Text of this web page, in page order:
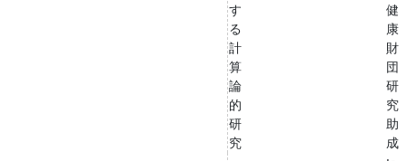
す
る
計
算
論
的
研
究
健
康
財
団
研
究
助
成